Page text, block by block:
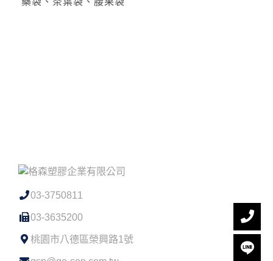
03-3750811
03-3635200
桃園市八德區榮興路1號